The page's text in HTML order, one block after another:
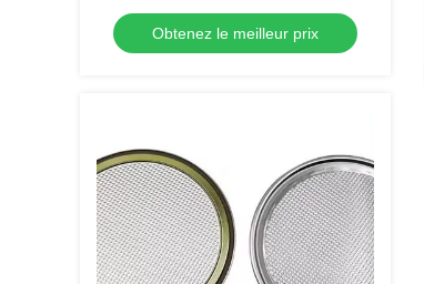
en plastique Flip Top
Obtenez le meilleur prix